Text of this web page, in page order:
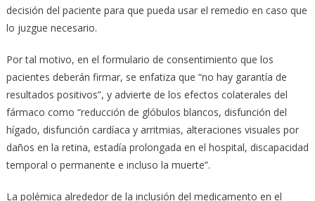
decisión del paciente para que pueda usar el remedio en caso que
lo juzgue necesario.
Por tal motivo, en el formulario de consentimiento que los
pacientes deberán firmar, se enfatiza que “no hay garantía de
resultados positivos”, y advierte de los efectos colaterales del
fármaco como “reducción de glóbulos blancos, disfunción del
hígado, disfunción cardíaca y arritmias, alteraciones visuales por
daños en la retina, estadía prolongada en el hospital, discapacidad
temporal o permanente e incluso la muerte”.
La polémica alrededor de la inclusión del medicamento en el